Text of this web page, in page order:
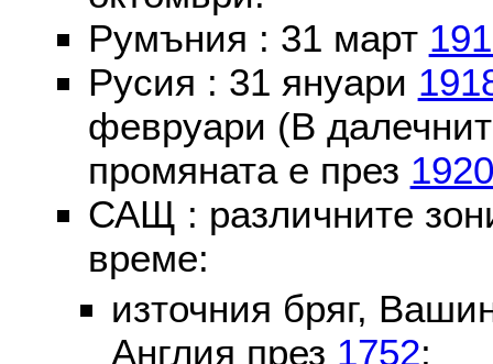
Румъния : 31 март
Русия : 31 януари
февруари (В
промяната е през 1920
САЩ : различните
време:
източния бряг,
Англия през 1752;